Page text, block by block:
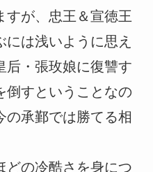
すが、忠王＆宣徳王
は浅いように思え
后・張玫娘に復讐す
倒すということなの
の承鄞では勝てる相
どの冷酷さを身につ